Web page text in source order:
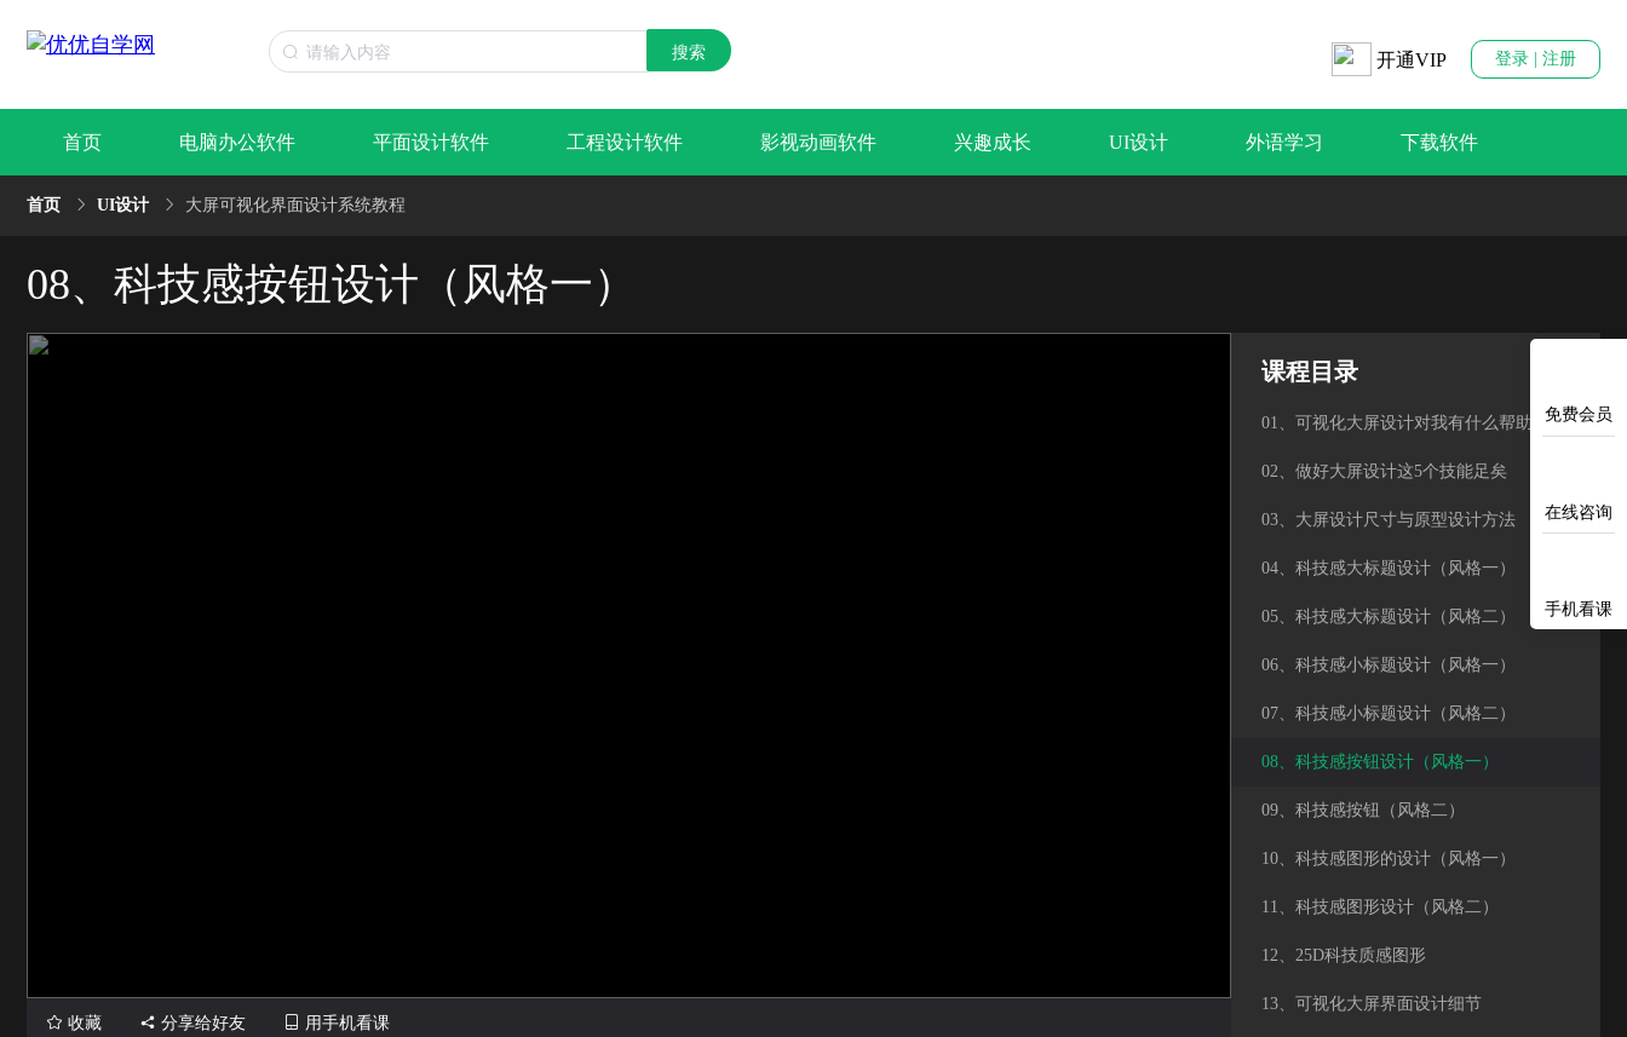
搜索 登录 | 注册
开通VIP
首页 电脑办公软件 平面设计软件 工程设计软件 影视动画软件 兴趣成长 UI设计 外语学习 下载软件
免费会员
在线咨询
手机看课
首页 UI设计 大屏可视化界面设计系统教程
08、科技感按钮设计（风格一）
收藏 分享给好友 用手机看课
课程目录
01、可视化大屏设计对我有什么帮助？
02、做好大屏设计这5个技能足矣
03、大屏设计尺寸与原型设计方法
04、科技感大标题设计（风格一）
05、科技感大标题设计（风格二）
06、科技感小标题设计（风格一）
07、科技感小标题设计（风格二）
08、科技感按钮设计（风格一）
09、科技感按钮（风格二）
10、科技感图形的设计（风格一）
11、科技感图形设计（风格二）
12、25D科技质感图形
13、可视化大屏界面设计细节